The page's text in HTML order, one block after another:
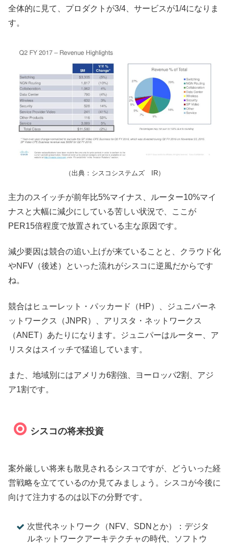
全体的に見て、プロダクトが3/4、サービスが1/4になりま
す。
（出典：シスコシステムズ IR）
主力のスイッチが前年比5%マイナス、ルーター10%マイ
ナスと大幅に減少にしている苦しい状況で、ここが
PER15倍程度で放置されている主な原因です。
減少要因は競合の追い上げが来ていることと、クラウド化
やNFV（後述）といった流れがシスコに逆風だからです
ね。
競合はヒューレット・パッカード（HP）、ジュニパーネ
ットワークス（JNPR）、アリスタ・ネットワークス
（ANET）あたりになります。ジュニパーはルーター、ア
リスタはスイッチで猛追しています。
また、地域別にはアメリカ6割強、ヨーロッパ2割、アジ
ア1割です。
シスコの将来投資
案外厳しい将来も散見されるシスコですが、どういった経
営戦略を立てているのか見てみましょう。シスコが今後に
向けて注力するのは以下の分野です。
次世代ネットワーク（NFV、SDNとか）：デジタ
ルネットワークアーキテクチャの時代、ソフトウ